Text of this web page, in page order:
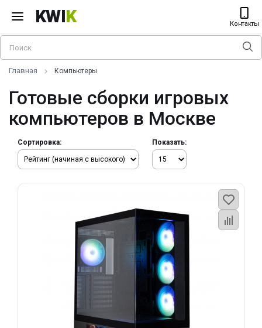
KWIK Контакты
Главная Компьютеры
Готовые сборки игровых
компьютеров в Москве
Сортировка: Показать: